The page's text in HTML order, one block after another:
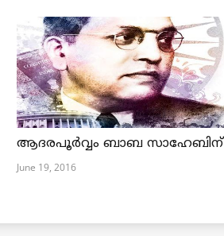
ആദരപൂര്‍വ്വം ബാബ സാഹേബിന്
June 19, 2016